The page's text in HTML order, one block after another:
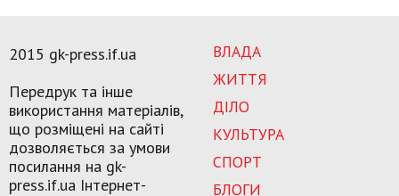
ВЛАДА
ЖИТТЯ
ДІЛО
КУЛЬТУРА
СПОРТ
БЛОГИ
2015 gk-press.if.ua
Передрук та інше
використання матеріалів,
що розміщені на сайті
дозволяється за умови
посилання на gk-
press.if.ua Інтернет-